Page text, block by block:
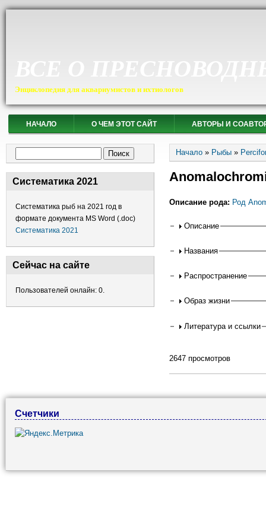
Энциклопедия для аквариумистов и ихтиологов
НАЧАЛО О ЧЕМ ЭТОТ САЙТ АВТОРЫ И
Систематика 2021
Систематика рыб на 2021 год в
формате документа MS Word (.doc)
Систематика 2021
Сейчас на сайте
Пользователей онлайн: 0.
Вы здесь
Начало » Рыбы »
Описание рода: Род
Описание
Названия
Распространение
Образ жизни
Литература и ссылки
2647 просмотров
Счетчики